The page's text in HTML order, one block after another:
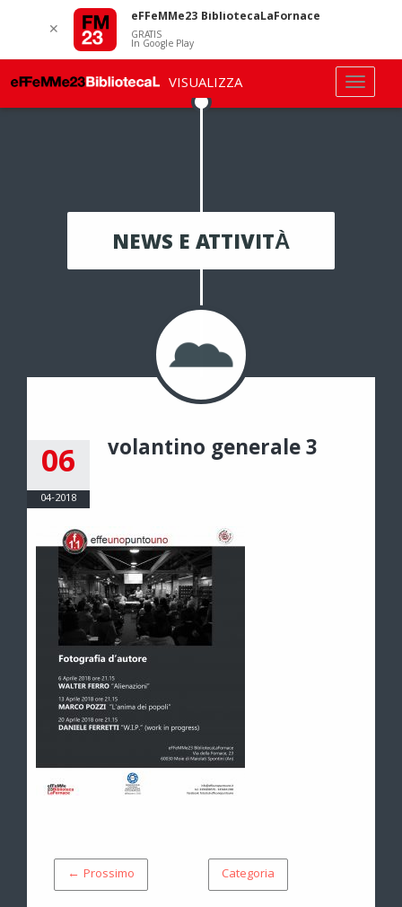
NEWS E ATTIVITÀ
06
04-2018
volantino generale 3
← Prossimo Categoria
✕
eFFeMMe23 BibliotecaLaFornace
GRATIS
In Google Play
VISUALIZZA